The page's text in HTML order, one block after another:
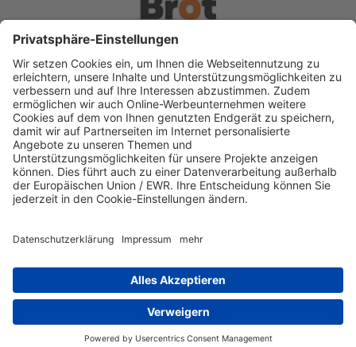
Spendenkonto Diakonisches Werk Berlin-
Brandenburg-schlesische Oberlausitz e.V
Bank für Sozialwirtschaft
IBAN: DE22 3702 0500 0003 2019 00
IBAN kopieren
Direkt Online spenden